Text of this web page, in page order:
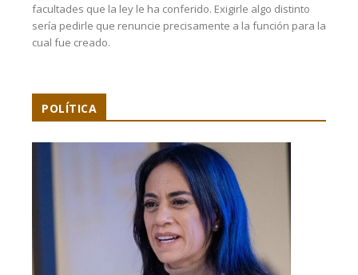
facultades que la ley le ha conferido. Exigirle algo distinto
sería pedirle que renuncie precisamente a la función para la
cual fue creado.
POLÍTICA